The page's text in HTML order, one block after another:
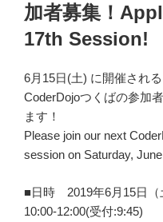
加者募集！
17th Session!
6月15日(土) に開催される
CoderDojoつくばの参加
ます！
Please join our next
session on Saturday,
■日時 2019年6月15日（
10:00-12:00(受付:9:45)